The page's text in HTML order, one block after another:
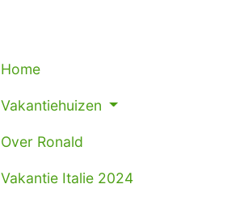
Home
Vakantiehuizen
Over Ronald
Vakantie Italie 2024